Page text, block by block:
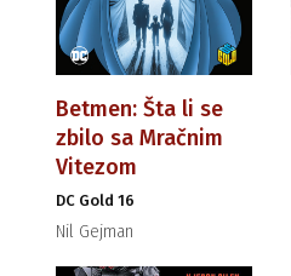
Betmen: Šta li se
zbilo sa Mračnim
Vitezom
DC Gold 16
Nil Gejman